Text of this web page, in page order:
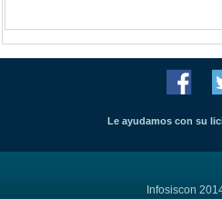
Le ayudamos con su
Infosiscon